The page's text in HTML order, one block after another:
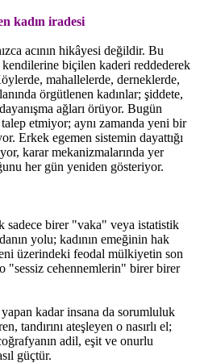
kadın iradesi
acının hikâyesi değildir. Bu
kendilerine biçilen kaderi reddederek
mahallelerde, derneklerde,
örgütlenen kadınlar; şiddete,
ağları örüyor. Bugün
talep etmiyor; aynı zamanda yeni bir
Erkek egemen sistemin dayattığı
karar mekanizmalarında yer
her gün yeniden gösteriyor.
sadece birer "vaka" veya istatistik
yolu; kadının emeğinin hak
üzerindeki feodal mülkiyetin son
"sessiz cehennemlerin" birer birer
kadar insana da sorumluluk
tandırını ateşleyen o nasırlı el;
adil, eşit ve onurlu
güçtür.